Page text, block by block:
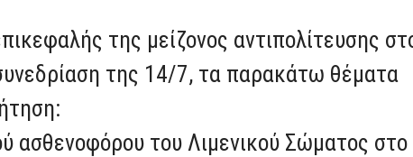
της μείζονος αντιπολίτευσης
της 14/7, τα παρακάτω θέματα
ασθενοφόρου του Λιμενικού Σώματος στο